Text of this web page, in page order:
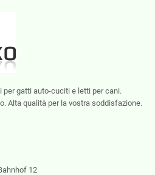
per gatti auto-cuciti e letti per cani.
Alta qualità per la vostra soddisfazione.
12